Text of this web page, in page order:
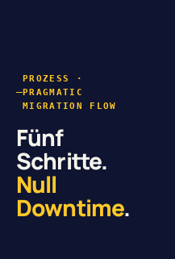
PROZESS ·
PRAGMATIC
MIGRATION FLOW
Fünf
Schritte.
Null
Downtime.